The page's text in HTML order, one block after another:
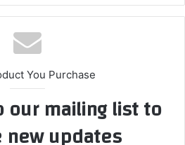
You Purchase
our mailing list to
updates!